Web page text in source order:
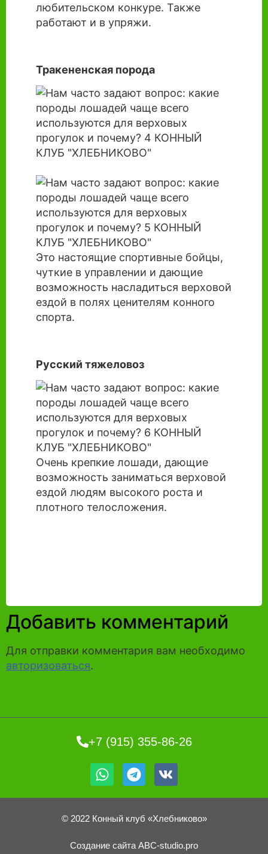
любительском конкуре. Также
работают и в упряжи.
Тракененская порода
Это настоящие спортивные бойцы,
чуткие в управлении и дающие
возможность насладиться верховой
ездой в полях ценителям конного
спорта.
Русский тяжеловоз
Очень крепкие лошади, дающие
возможность заниматься верховой
ездой людям высокого роста и
плотного телосложения.
Добавить комментарий
Для отправки комментария вам необходимо
авторизоваться.
+7 (915) 355-86-26
© 2022 Конный клуб «Хлебниково»
Создание сайта ABC-studio.pro